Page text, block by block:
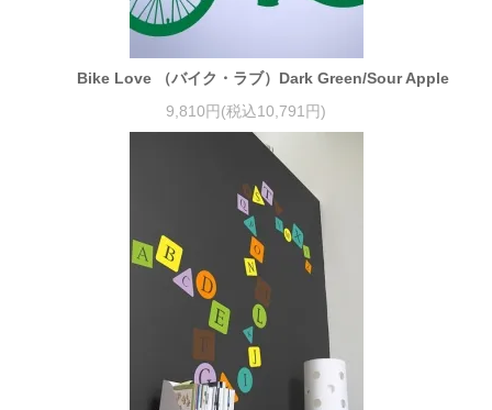
Bike Love （バイク・ラブ）Dark Green/Sour Apple
9,810円(税込10,791円)